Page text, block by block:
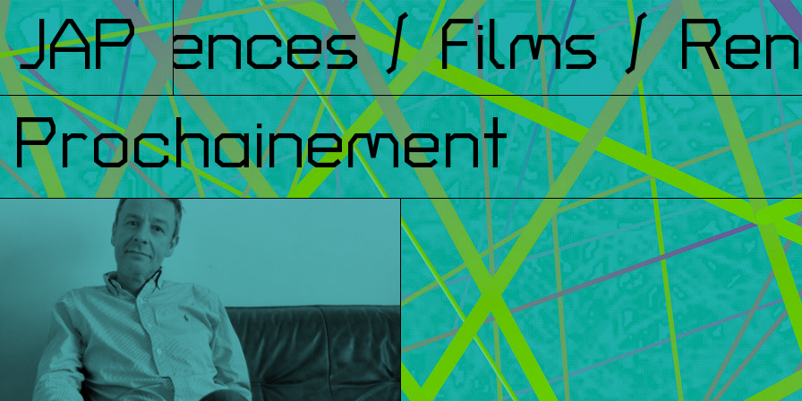
JAP / Films /
Prochainement